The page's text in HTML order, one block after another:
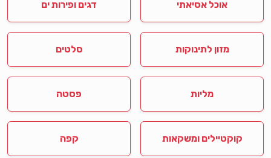
אוכל אסיאתי דגים ופירות ים
מזון לתינוקות סלטים
מליות פסטה
קוקטיילים ומשקאות קפה